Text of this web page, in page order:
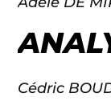
Cédric